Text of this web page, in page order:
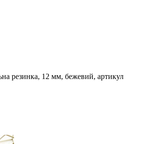
резинка, 12 мм, бежевий, артикул